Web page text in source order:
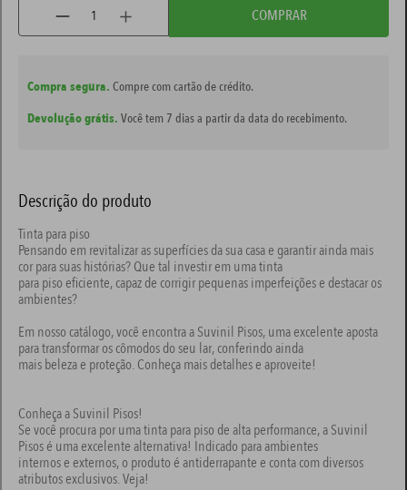
COMPRAR
Compra segura. Compre com cartão de crédito.
Devolução grátis. Você tem 7 dias a partir da data do recebimento.
Descrição do produto
Tinta para piso
Pensando em revitalizar as superfícies da sua casa e garantir ainda mais
cor para suas histórias? Que tal investir em uma tinta
para piso eficiente, capaz de corrigir pequenas imperfeições e destacar os
ambientes?
Em nosso catálogo, você encontra a Suvinil Pisos, uma excelente aposta
para transformar os cômodos do seu lar, conferindo ainda
mais beleza e proteção. Conheça mais detalhes e aproveite!
Conheça a Suvinil Pisos!
Se você procura por uma tinta para piso de alta performance, a Suvinil
Pisos é uma excelente alternativa! Indicado para ambientes
internos e externos, o produto é antiderrapante e conta com diversos
atributos exclusivos. Veja!